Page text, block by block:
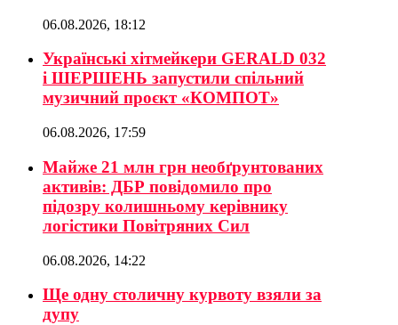
06.08.2026, 18:12
Українські хітмейкери GERALD 032
і ШЕРШЕНЬ запустили спільний
музичний проєкт «КОМПОТ»
06.08.2026, 17:59
Майже 21 млн грн необґрунтованих
активів: ДБР повідомило про
підозру колишньому керівнику
логістики Повітряних Сил
06.08.2026, 14:22
Ще одну столичну курвоту взяли за
дупу